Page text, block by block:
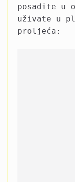
posadite u
uživate u
proljeća: